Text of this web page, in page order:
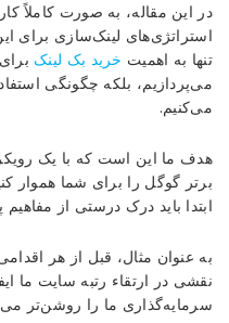
در این مقاله، به صورت کاملاً
استراتژی‌های لینک‌سازی برای
تنها به اهمیت خرید بک لینک
می‌پردازیم، بلکه چگونگی
می‌کنیم.
هدف ما این است که با یک
برتر گوگل را برای شما هموار
ابتدا باید درک درستی از مفاهیم
به عنوان مثال، قبل از هر
نقشی در ارتقاء رتبه سایت ما
سرمایه‌گذاری ما را روشن‌تر